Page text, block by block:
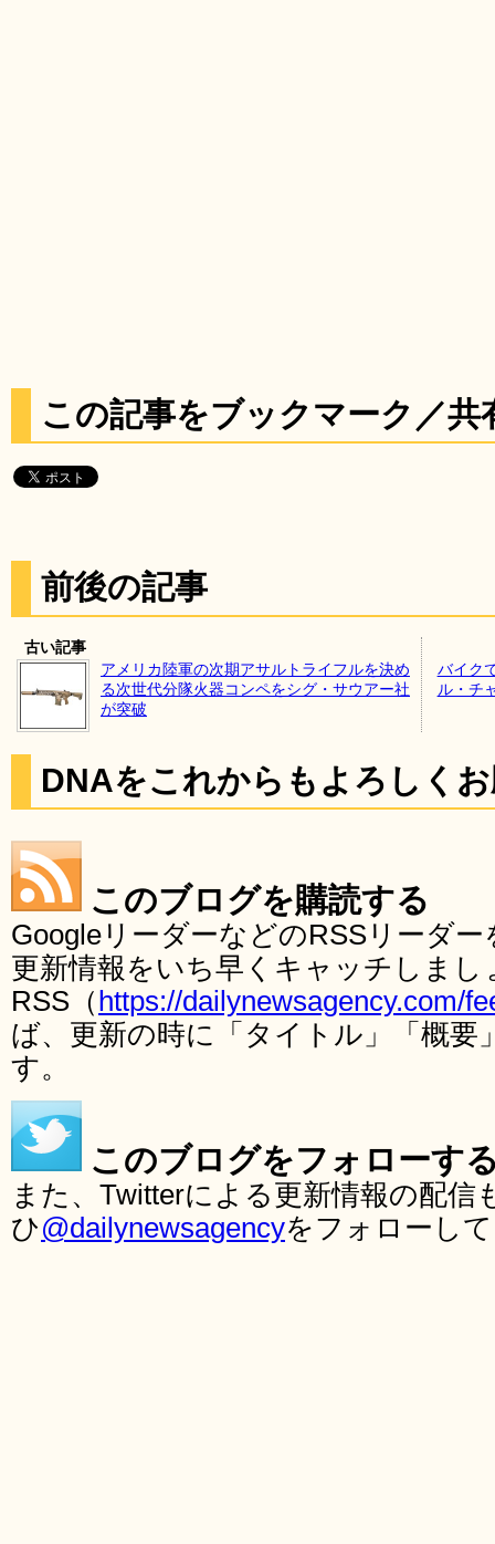
この記事をブックマーク／共
前後の記事
古い記事
アメリカ陸軍の次期アサルトライフルを決め
る次世代分隊火器コンペをシグ・サウアー社
が突破
バイク
ル・チ
DNAをこれからもよろしく
このブログを購読する
GoogleリーダーなどのRSSリーダ
更新情報をいち早くキャッチしま
RSS（ https://dailynewsagency.com/
ば、更新の時に「タイトル」「概要
す。
このブログをフォローす
また、Twitterによる更新情報の配
ひ@dailynewsagencyをフォローし